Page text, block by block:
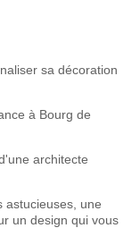
sa décoration
à Bourg de
architecte
astucieuses, une
un design qui vous